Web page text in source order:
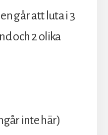
går att luta i 3
och 2 olika
inte här)